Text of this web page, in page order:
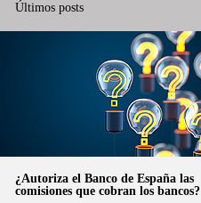
Últimos posts
¿Autoriza el Banco de España las
comisiones que cobran los bancos?